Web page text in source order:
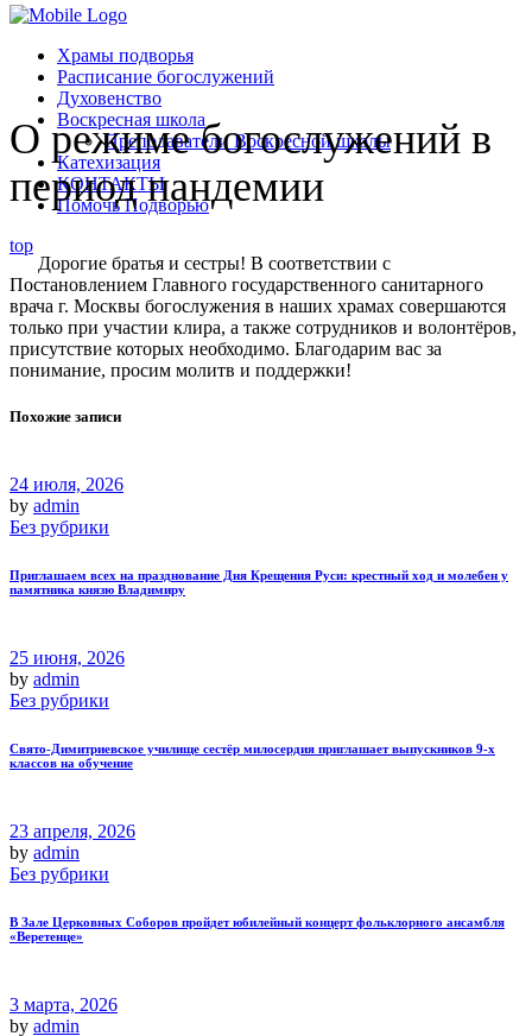
Храмы подворья
Расписание богослужений
Духовенство
Воскресная школа
Преподаватели Воскресной школы
Катехизация
КОНТАКТЫ
Помочь Подворью
top
О режиме богослужений в
период пандемии
Дорогие братья и сестры! В соответствии с
Постановлением Главного государственного санитарного
врача г. Москвы богослужения в наших храмах совершаются
только при участии клира, а также сотрудников и волонтёров,
присутствие которых необходимо. Благодарим вас за
понимание, просим молитв и поддержки!
Похожие записи
24 июля, 2026
by admin
Без рубрики
Приглашаем всех на празднование Дня Крещения Руси: крестный ход и молебен у
памятника князю Владимиру
25 июня, 2026
by admin
Без рубрики
Свято‑Димитриевское училище сестёр милосердия приглашает выпускников 9‑х
классов на обучение
23 апреля, 2026
by admin
Без рубрики
В Зале Церковных Соборов пройдет юбилейный концерт фольклорного ансамбля
«Веретенце»
3 марта, 2026
by admin